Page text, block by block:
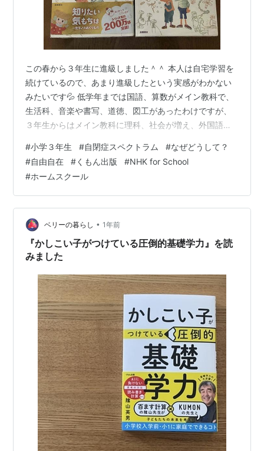
この春から３年生に進級しました＾＾ 本人は自宅学習を
続けているので、あまり進級したという実感がわかない
みたいです💦 低学年までは国語、算数がメイン教科で、
生活科、音楽や書写、道徳、図工があったわけですが、
３年生からはメイン教科に理科、社会が増え、外国語
探りで進めています(*^-^*) 特に理科、社会は教科書を読
んでいると体験してなんぼな教科で、 実験や体験を通し
ての学習になります。 モンシロチョウを卵から育てて観
察したり、温度計や方位磁石やらと。 低学年の時の生活
科よりぐっと専門的になりました(*´Д｀) 年長さんぐらい
から理科は本などでも種ま…
#小学３年生 #自閉症スペクトラム #なぜどうして？
#自由自在 #くもん出版 #NHK for School
#ホームスクール
ベリーの暮らし • 1年前
『かしこい子がつけている圧倒的基礎学力』を読
みました